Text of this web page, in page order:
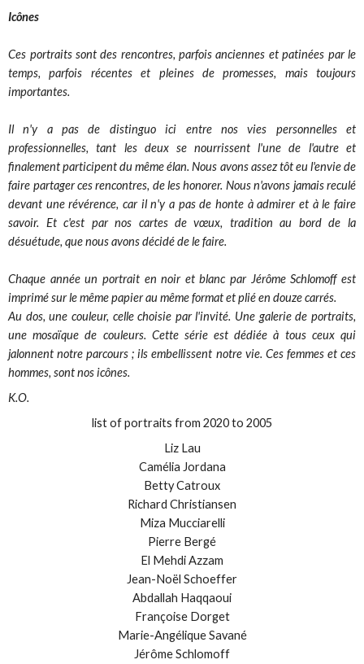
Icônes
Ces portraits sont des rencontres, parfois anciennes et patinées par le
temps, parfois récentes et pleines de promesses, mais toujours
importantes.
Il n'y a pas de distinguo ici entre nos vies personnelles et
professionnelles, tant les deux se nourrissent l'une de l'autre et
finalement participent du même élan. Nous avons assez tôt eu l'envie de
faire partager ces rencontres, de les honorer. Nous n'avons jamais reculé
devant une révérence, car il n'y a pas de honte à admirer et à le faire
savoir. Et c'est par nos cartes de vœux, tradition au bord de la
désuétude, que nous avons décidé de le faire.
Chaque année un portrait en noir et blanc par Jérôme Schlomoff est
imprimé sur le même papier au même format et plié en douze carrés.
Au dos, une couleur, celle choisie par l'invité. Une galerie de portraits,
une mosaïque de couleurs. Cette série est dédiée à tous ceux qui
jalonnent notre parcours ; ils embellissent notre vie. Ces femmes et ces
hommes, sont nos icônes.
K.O.
list of portraits from 2020 to 2005
Liz Lau
Camélia Jordana
Betty Catroux
Richard Christiansen
Miza Mucciarelli
Pierre Bergé
El Mehdi Azzam
Jean-Noël Schoeffer
Abdallah Haqqaoui
Françoise Dorget
Marie-Angélique Savané
Jérôme Schlomoff